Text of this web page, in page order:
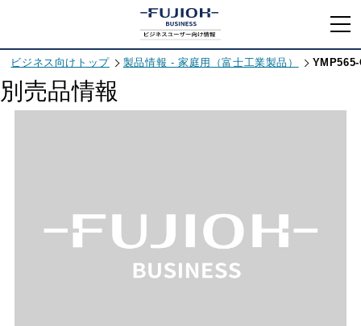
ビジネス向けトップ 製品情報 - 家庭用（富士工業製品）
別売品情報